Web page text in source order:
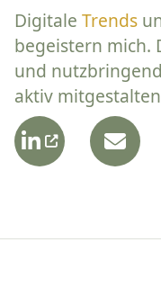
Digitale Trends
begeistern mich.
und
aktiv